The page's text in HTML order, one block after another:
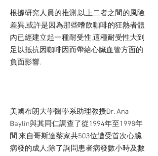
根據研究人員的推測,以上二者之間的風險
差異,或許是因為那些嗜飲咖啡的狂熱者體
內已經建立起一種耐受性,這種耐受性大到
足以抵抗因咖啡因而帶給心臟血管方面的
負面影響.
美國布朗大學醫學系助理教授Dr. Ana
Baylin與其同仁調查了從1994年至1998年
間,來自哥斯達黎家共503位遭受首次心臟
病發的成人;除了詢問患者病發數小時及數